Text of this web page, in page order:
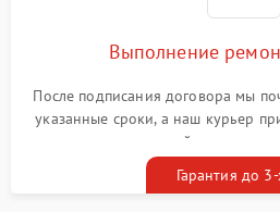
Выполнение
После подписания договора мы
указанные сроки, а наш курьер
гарантийным
Гарантия до